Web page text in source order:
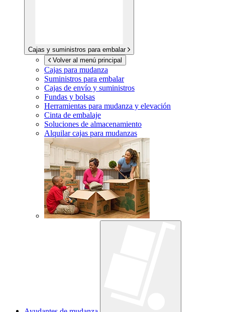
Cajas y suministros para embalar
Volver al menú principal
Cajas para mudanza
Suministros para embalar
Cajas de envío y suministros
Fundas y bolsas
Herramientas para mudanza y elevación
Cinta de embalaje
Soluciones de almacenamiento
Alquilar cajas para mudanzas